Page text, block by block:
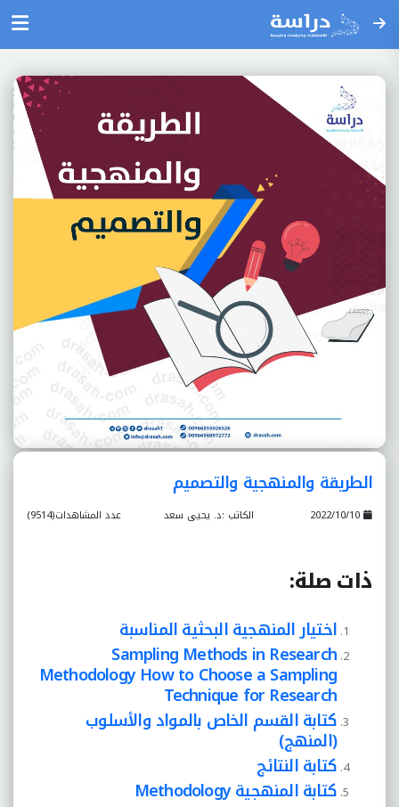
الطريقة والمنهجية والتصميم
عدد المشاهدات(9514) الكاتب :د. يحيى سعد
ذات صلة:
اختيار المنهجية البحثية المناسبة
Sampling Methods in Research
Methodology How to Choose a Sampling
Technique for Research
كتابة القسم الخاص بالمواد والأسلوب
(المنهج)
كتابة النتائج
كتابة المنهجية Methodology